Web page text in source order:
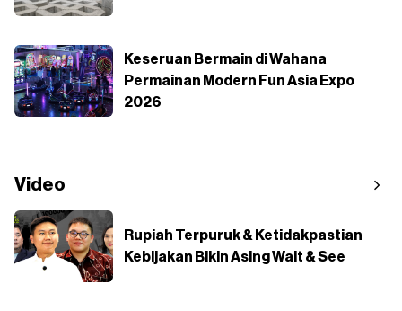
Keseruan Bermain di Wahana
Permainan Modern Fun Asia Expo
2026
Video
Rupiah Terpuruk & Ketidakpastian
Kebijakan Bikin Asing Wait & See